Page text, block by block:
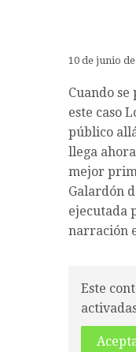
10 de junio de
Cuando
este caso
público
llega
mejor
Galardón
ejecutada
narración
Este